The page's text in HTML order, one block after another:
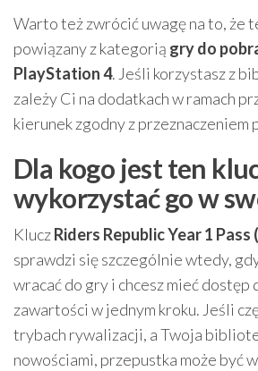
Warto też zwrócić uwagę na to, że
powiązany z kategorią gry do
PlayStation 4. Jeśli korzystasz z
zależy Ci na dodatkach w ramach
kierunek zgodny z przeznaczeniem
Dla kogo jest ten
wykorzystać go w
KluczRiders Republic Year 1 Pass
sprawdzi się szczególnie wtedy,
wracać do gry i chcesz mieć dostęp
zawartości w jednym kroku. Jeśli
trybach rywalizacji, a Twoja
nowościami, przepustka może być